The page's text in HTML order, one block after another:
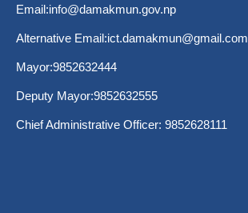
Email:info@damakmun.gov.np
Alternative Email:ict.damakmun@gmail.com
Mayor:9852632444
Deputy Mayor:9852632555
Chief Administrative Officer: 9852628111